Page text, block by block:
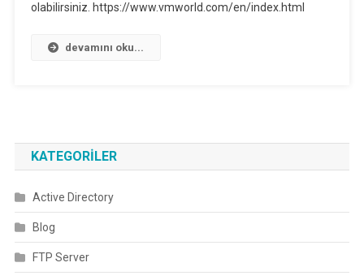
olabilirsiniz. https://www.vmworld.com/en/index.html
devamını oku...
KATEGORILER
Active Directory
Blog
FTP Server